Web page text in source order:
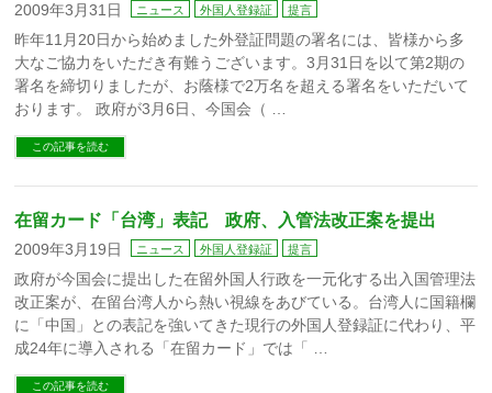
2009年3月31日 ニュース 外国人登録証 提言
昨年11月20日から始めました外登証問題の署名には、皆様から多
大なご協力をいただき有難うございます。3月31日を以て第2期の
署名を締切りましたが、お蔭様で2万名を超える署名をいただいて
おります。 政府が3月6日、今国会（ …
この記事を読む
在留カード「台湾」表記 政府、入管法改正案を提出
2009年3月19日 ニュース 外国人登録証 提言
政府が今国会に提出した在留外国人行政を一元化する出入国管理法
改正案が、在留台湾人から熱い視線をあびている。台湾人に国籍欄
に「中国」との表記を強いてきた現行の外国人登録証に代わり、平
成24年に導入される「在留カード」では「 …
この記事を読む